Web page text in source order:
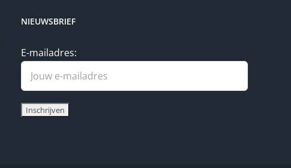
NIEUWSBRIEF
E-mailadres: